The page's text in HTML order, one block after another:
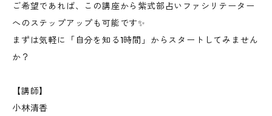
ご希望であれば、この講座から紫式部占いファシリテーター
へのステップアップも可能です✨
まずは気軽に「自分を知る1時間」からスタートしてみません
か？
【講師】
小林清香